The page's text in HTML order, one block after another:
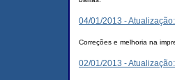
04/01/2013 -
Correções e melhoria na
02/01/2013 -